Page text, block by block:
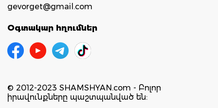
gevorget@gmail.com
Օգտակար հղումներ
© 2012-2023 SHAMSHYAN.com - Բոլոր
իրավունքները պաշտպանված են: